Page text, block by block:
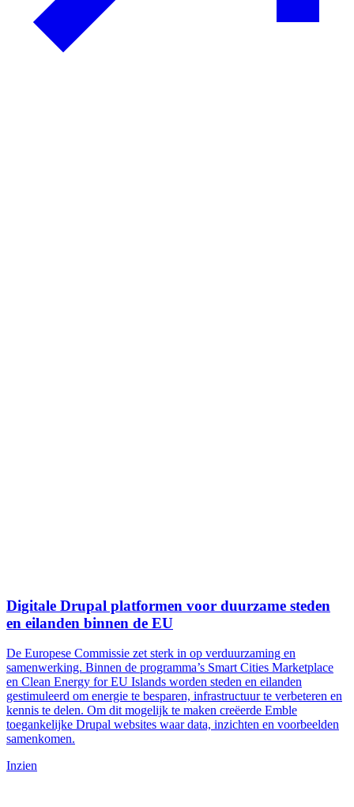
Digitale Drupal platformen voor duurzame steden
en eilanden binnen de EU
De Europese Commissie zet sterk in op verduurzaming en
samenwerking. Binnen de programma’s Smart Cities Marketplace
en Clean Energy for EU Islands worden steden en eilanden
gestimuleerd om energie te besparen, infrastructuur te verbeteren en
kennis te delen. Om dit mogelijk te maken creëerde Emble
toegankelijke Drupal websites waar data, inzichten en voorbeelden
samenkomen.
Inzien